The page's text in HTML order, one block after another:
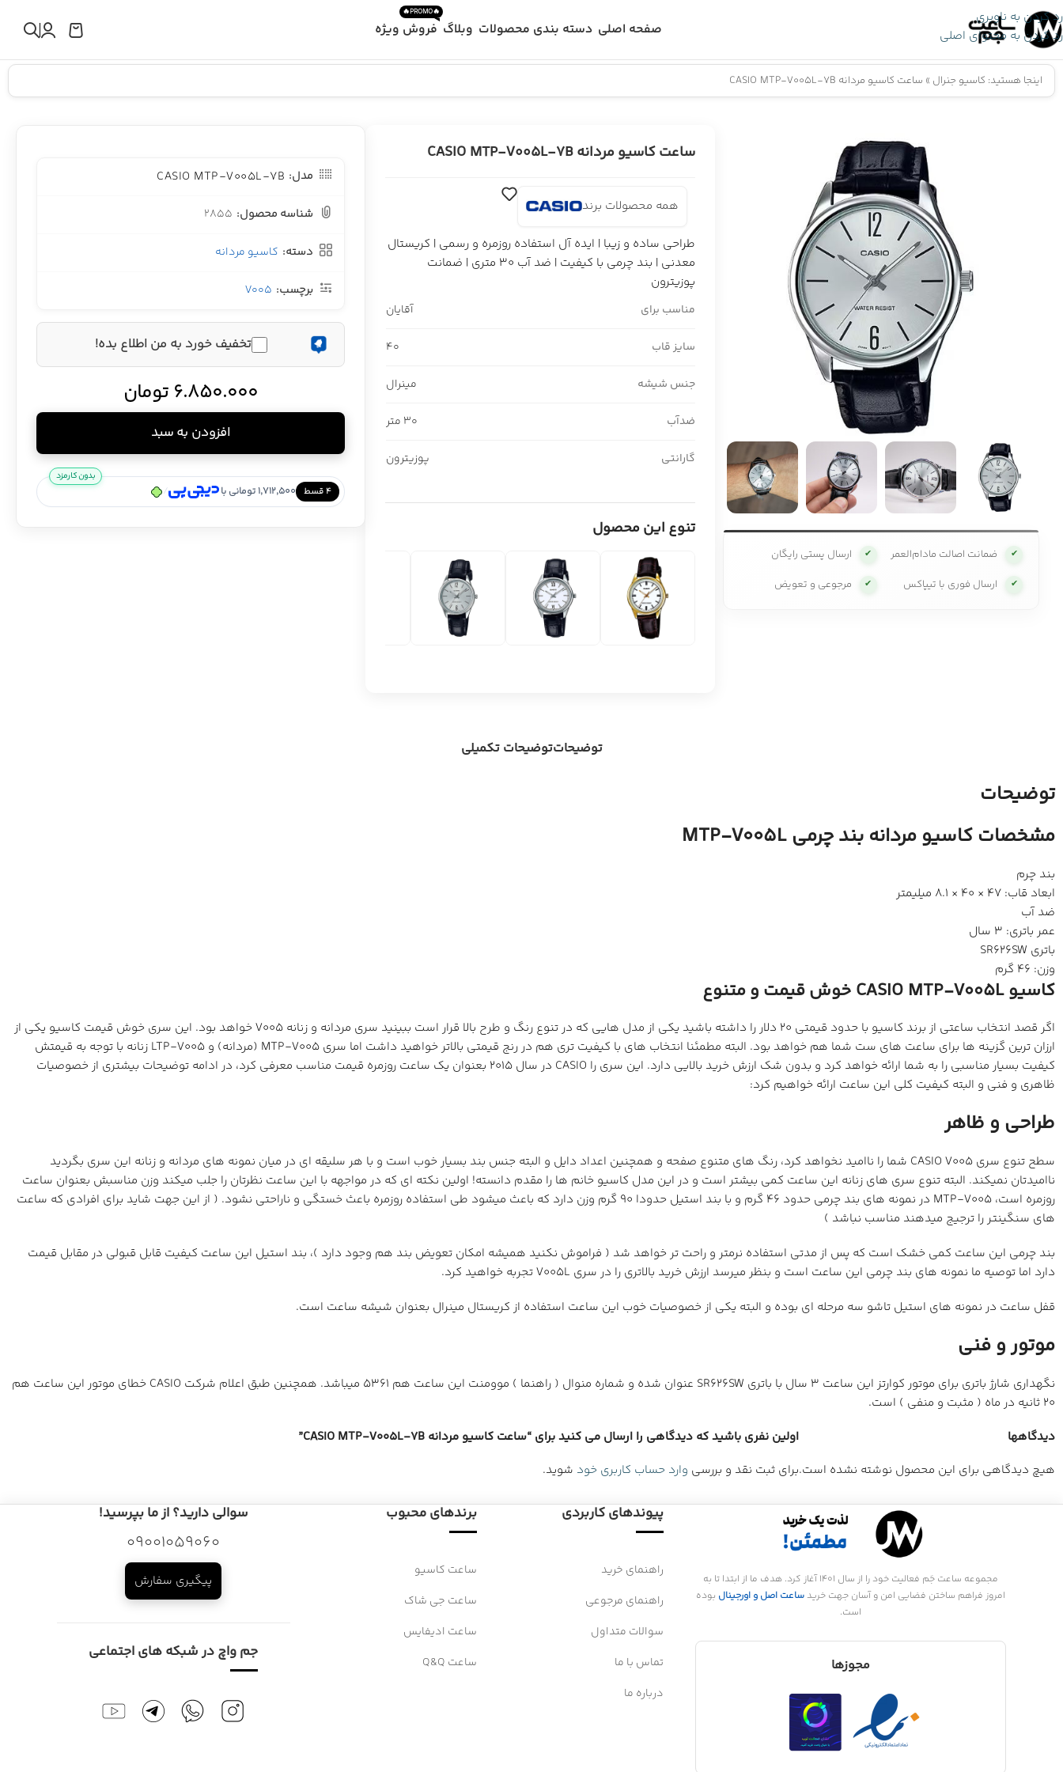
رد کردن به ناوبری
رد کردن به محتوای اصلی
صفحه اصلی دسته بندی محصولات وبلاگ فروش ویژه
🔥PROMO🔥
اینجا هستید: کاسیو جنرال » ساعت کاسیو مردانه CASIO MTP-V005L-7B
✔ ضمانت اصالت مادام‌العمر ✔ ارسال پستی رایگان
✔ ارسال فوری با تیپاکس ✔ مرجوعی و تعویض
ساعت کاسیو مردانه CASIO MTP-V005L-7B
همه محصولات برند
طراحی ساده و زیبا | ایده آل استفاده روزمره و رسمی | کریستال
معدنی | بند چرمی با کیفیت | ضد آب 30 متری | ضمانت
پوزیترون
مناسب برای آقایان
سایز قاب 40
جنس شیشه مینرال
ضدآب 30 متر
گارانتی پوزیترون
تنوع این محصول
مدل: CASIO MTP-V005L-7B
شناسه محصول: 2855
دسته: کاسیو مردانه
برچسب: V005
تخفیف خورد به من اطلاع بده!
6.850.000 تومان
افزودن به سبد
۴ قسط 1,712,500 تومانی با /
بدون کارمزد
توضیحاتتوضیحات تکمیلی
توضیحات
مشخصات کاسیو مردانه بند چرمی MTP-V005L
بند چرم
ابعاد قاب: 47 × 40 × 8.1 میلیمتر
ضد آب
عمر باتری: 3 سال
باتری SR626SW
وزن: 46 گرم
کاسیو CASIO MTP-V005L خوش قیمت و متنوع
اگر قصد انتخاب ساعتی از برند کاسیو با حدود قیمتی 20 دلار را داشته باشید یکی از مدل هایی که در تنوع رنگ و طرح بالا قرار است ببینید سری مردانه و زنانه V005 خواهد بود. این سری خوش قیمت کاسیو یکی از
ارزان ترین گزینه ها برای ساعت های ست شما هم خواهد بود. البته مطمئنا انتخاب های با کیفیت تری هم در رنج قیمتی بالاتر خواهید داشت اما سری MTP-V005 (مردانه) و LTP-V005 زنانه با توجه به قیمتش
کیفیت بسیار مناسبی را به شما ارائه خواهد کرد و بدون شک ارزش خرید بالایی دارد. این سری را CASIO در سال 2015 بعنوان یک ساعت روزمره قیمت مناسب معرفی کرد، در ادامه توضیحات بیشتری از خصوصیات
ظاهری و فنی و البته کیفیت کلی این ساعت ارائه خواهیم کرد:
طراحی و ظاهر
سطح تنوع سری CASIO V005 شما را ناامید نخواهد کرد، رنگ های متنوع صفحه و همچنین اعداد دایل و البته جنس بند بسیار خوب است و با هر سلیقه ای در میان نمونه های مردانه و زنانه این سری بگردید
ناامیدتان نمیکند. البته تنوع سری های زنانه این ساعت کمی بیشتر است و در این مدل کاسیو خانم ها را مقدم دانسته! اولین نکته ای که در مواجهه با این ساعت نظرتان را جلب میکند وزن مناسبش بعنوان ساعت
روزمره است، MTP-V005 در نمونه های بند چرمی حدود 46 گرم و با بند استیل حدودا 90 گرم وزن دارد که باعث میشود طی استفاده روزمره باعث خستگی و ناراحتی نشود. ( از این جهت شاید برای افرادی که ساعت
های سنگینتر را ترجیج میدهند مناسب نباشد )
بند چرمی این ساعت کمی خشک است که پس از مدتی استفاده نرمتر و راحت تر خواهد شد ( فراموش نکنید همیشه امکان تعویض بند هم وجود دارد )، بند استیل این ساعت کیفیت قابل قبولی در مقابل قیمت
دارد اما توصیه ما نمونه های بند چرمی این ساعت است و بنظر میرسد ارزش خرید بالاتری را در سری V005L تجربه خواهید کرد.
قفل ساعت در نمونه های استیل تاشو سه مرحله ای بوده و البته یکی از خصوصیات خوب این ساعت استفاده از کریستال مینرال بعنوان شیشه ساعت است.
موتور و فنی
نگهداری شارژ باتری برای موتور کوارتز این ساعت 3 سال با باتری SR626SW عنوان شده و شماره منوال ( راهنما ) موومنت این ساعت هم 5361 میباشد. همچنین طبق اعلام شرکت CASIO خطای موتور این ساعت هم
20 ثانیه در ماه ( مثبت و منفی ) است.
دیدگاهها
هیچ دیدگاهی برای این محصول نوشته نشده است.
اولین نفری باشید که دیدگاهی را ارسال می کنید برای “ساعت کاسیو مردانه CASIO MTP-V005L-7B”
برای ثبت نقد و بررسی وارد حساب کاربری خود شوید.
مجموعه ساعت جَم فعالیت خود را از سال 1401 آغاز کرد. هدف ما از ابتدا تا به
امروز فراهم ساختن فضایی امن و آسان جهت خرید ساعت اصل و اورجینال بوده
است.
مجوزها
پیوندهای کاربردی
راهنمای خرید
راهنمای مرجوعی
سوالات متداول
تماس با ما
درباره ما
برندهای محبوب
ساعت کاسیو
ساعت جی شاک
ساعت ادیفایس
ساعت Q&Q
سوالی دارید؟ از ما بپرسید!
09001059060
پیگیری سفارش
جم واچ در شبکه های اجتماعی